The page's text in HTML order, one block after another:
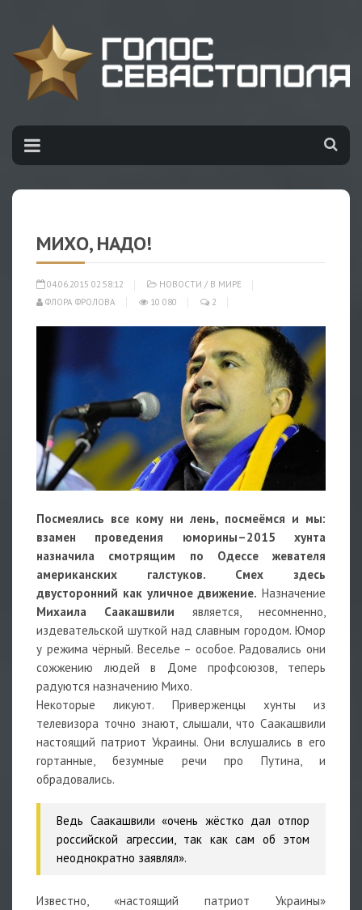
МИХО, НАДО!
04.06.2015 02:58:12 НОВОСТИ / В МИРЕ
ФЛОРА ФРОЛОВА
10 080 2
Посмеялись все кому ни лень, посмеёмся и мы:
взамен проведения юморины–2015 хунта
назначила смотрящим по Одессе жевателя
американских галстуков. Смех здесь
двусторонний как уличное движение. Назначение
Михаила Саакашвили является, несомненно,
издевательской шуткой над славным городом. Юмор
у режима чёрный. Веселье – особое. Радовались они
сожжению людей в Доме профсоюзов, теперь
радуются назначению Михо.
Некоторые ликуют. Приверженцы хунты из
телевизора точно знают, слышали, что Саакашвили
настоящий патриот Украины. Они вслушались в его
гортанные, безумные речи про Путина, и
обрадовались.
Ведь Саакашвили «очень жёстко дал отпор
российской агрессии, так как сам об этом
неоднократно заявлял».
Известно, «настоящий патриот Украины»